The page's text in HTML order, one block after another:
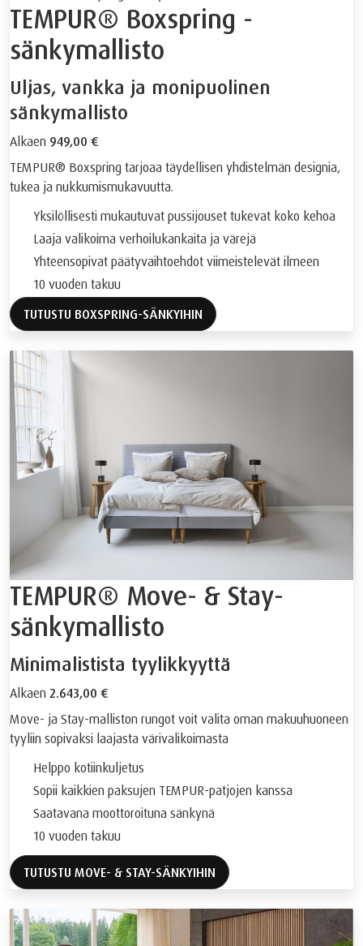
TEMPUR® Boxspring -
sänkymallisto
Uljas, vankka ja monipuolinen
sänkymallisto
Alkaen 949,00 €
TEMPUR® Boxspring tarjoaa täydellisen yhdistelmän designia,
tukea ja nukkumismukavuutta.
Yksilöllisesti mukautuvat pussijouset tukevat koko kehoa
Laaja valikoima verhoilukankaita ja värejä
Yhteensopivat päätyvaihtoehdot viimeistelevät ilmeen
10 vuoden takuu
TUTUSTU BOXSPRING-SÄNKYIHIN
TEMPUR® Move- & Stay-
sänkymallisto
Minimalistista tyylikkyyttä
Alkaen 2.643,00 €
Move- ja Stay-malliston rungot voit valita oman makuuhuoneen
tyyliin sopivaksi laajasta värivalikoimasta
Helppo kotiinkuljetus
Sopii kaikkien paksujen TEMPUR-patjojen kanssa
Saatavana moottoroituna sänkynä
10 vuoden takuu
TUTUSTU MOVE- & STAY-SÄNKYIHIN